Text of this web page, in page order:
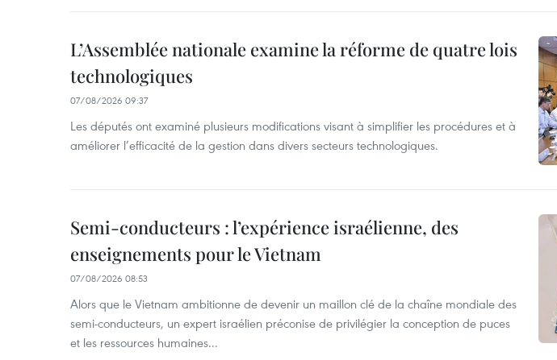
L’Assemblée nationale examine la réforme de quatre lois
technologiques
07/08/2026 09:37
Les députés ont examiné plusieurs modifications visant à simplifier les procédures et à
améliorer l’efficacité de la gestion dans divers secteurs technologiques.
Semi-conducteurs : l’expérience israélienne, des
enseignements pour le Vietnam
07/08/2026 08:53
Alors que le Vietnam ambitionne de devenir un maillon clé de la chaîne mondiale des
semi-conducteurs, un expert israélien préconise de privilégier la conception de puces
et les ressources humaines...